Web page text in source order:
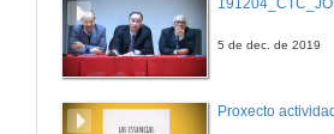
5 de dec. de 2019